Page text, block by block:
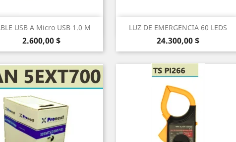
USB A Micro USB 1.0 M
Precio
2.600,00 $
Vista rápida LUZ DE EMERGENCIA 60 LEDS
Precio
24.300,00 $
Vista rápida